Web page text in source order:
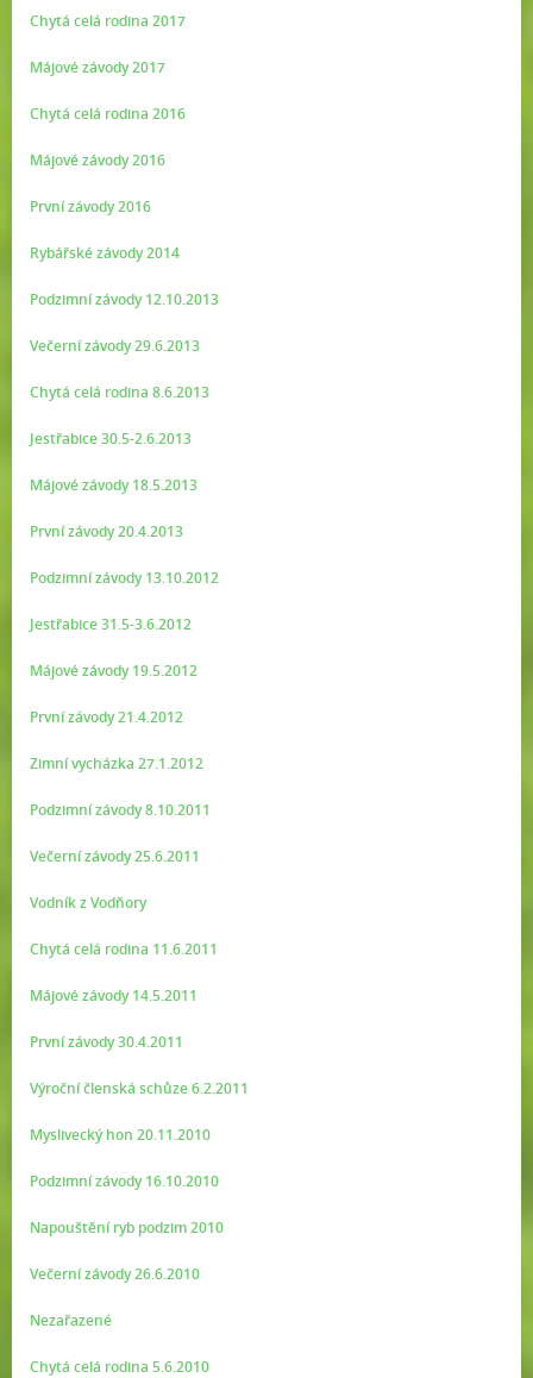
Chytá celá rodina 2017
Májové závody 2017
Chytá celá rodina 2016
Májové závody 2016
První závody 2016
Rybářské závody 2014
Podzimní závody 12.10.2013
Večerní závody 29.6.2013
Chytá celá rodina 8.6.2013
Jestřabice 30.5-2.6.2013
Májové závody 18.5.2013
První závody 20.4.2013
Podzimní závody 13.10.2012
Jestřabice 31.5-3.6.2012
Májové závody 19.5.2012
První závody 21.4.2012
Zimní vycházka 27.1.2012
Podzimní závody 8.10.2011
Večerní závody 25.6.2011
Vodník z Vodňory
Chytá celá rodina 11.6.2011
Májové závody 14.5.2011
První závody 30.4.2011
Výroční členská schůze 6.2.2011
Myslivecký hon 20.11.2010
Podzimní závody 16.10.2010
Napouštění ryb podzim 2010
Večerní závody 26.6.2010
Nezařazené
Chytá celá rodina 5.6.2010